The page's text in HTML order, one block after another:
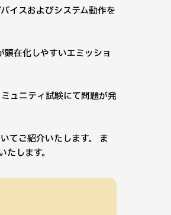
イスおよびシステム動作を
在化しやすいエミッショ
ュニティ試験にて問題が発
てご紹介いたします。 ま
します。